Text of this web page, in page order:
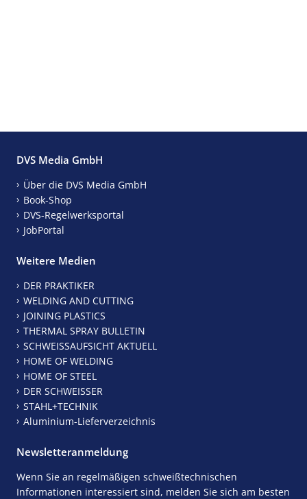
DVS Media GmbH
Über die DVS Media GmbH
Book-Shop
DVS-Regelwerksportal
JobPortal
Weitere Medien
DER PRAKTIKER
WELDING AND CUTTING
JOINING PLASTICS
THERMAL SPRAY BULLETIN
SCHWEISSAUFSICHT AKTUELL
HOME OF WELDING
HOME OF STEEL
DER SCHWEISSER
STAHL+TECHNIK
Aluminium-Lieferverzeichnis
Newsletteranmeldung
Wenn Sie an regelmäßigen schweißtechnischen
Informationen interessiert sind, melden Sie sich am besten